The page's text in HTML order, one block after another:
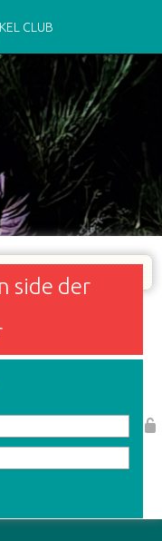
CLUB
side der